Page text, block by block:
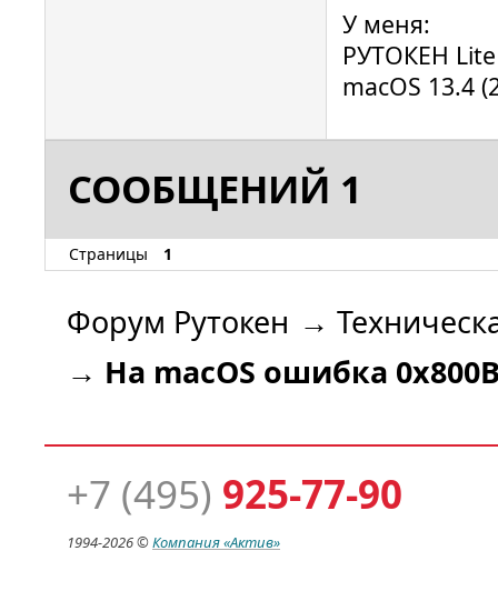
У меня:
РУТОКЕН Lite
macOS 13.4
СООБЩЕНИЙ 1
Страницы 1
Форум Рутокен →
→ На macOS ошибка
+7 (495) 925-77-90
1994-2026 ©Компания«Актив»